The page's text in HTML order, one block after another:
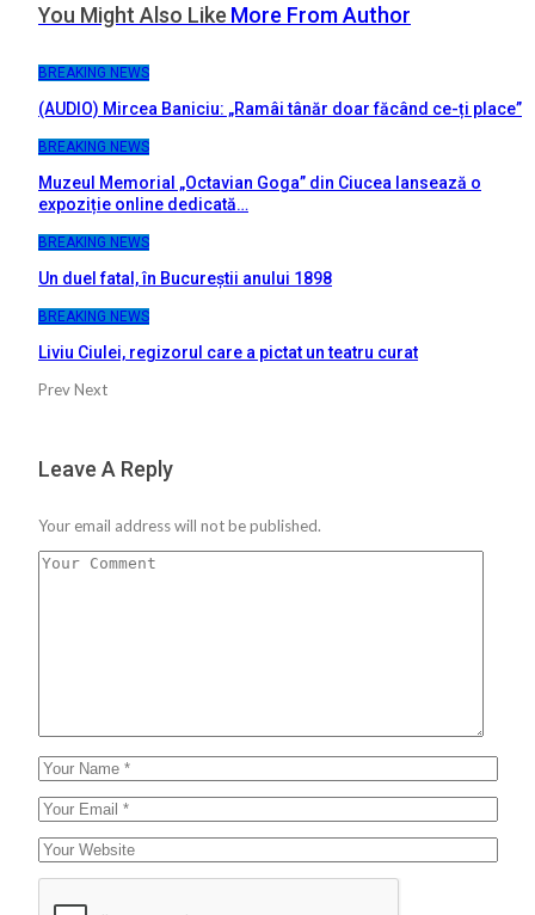
You Might Also Like More From Author
BREAKING NEWS
(AUDIO) Mircea Baniciu: „Ramâi tânăr doar făcând ce-ți place”
BREAKING NEWS
Muzeul Memorial „Octavian Goga” din Ciucea lansează o
expoziție online dedicată…
BREAKING NEWS
Un duel fatal, în Bucureştii anului 1898
BREAKING NEWS
Liviu Ciulei, regizorul care a pictat un teatru curat
PrevNext
Leave A Reply
Your email address will not be published.